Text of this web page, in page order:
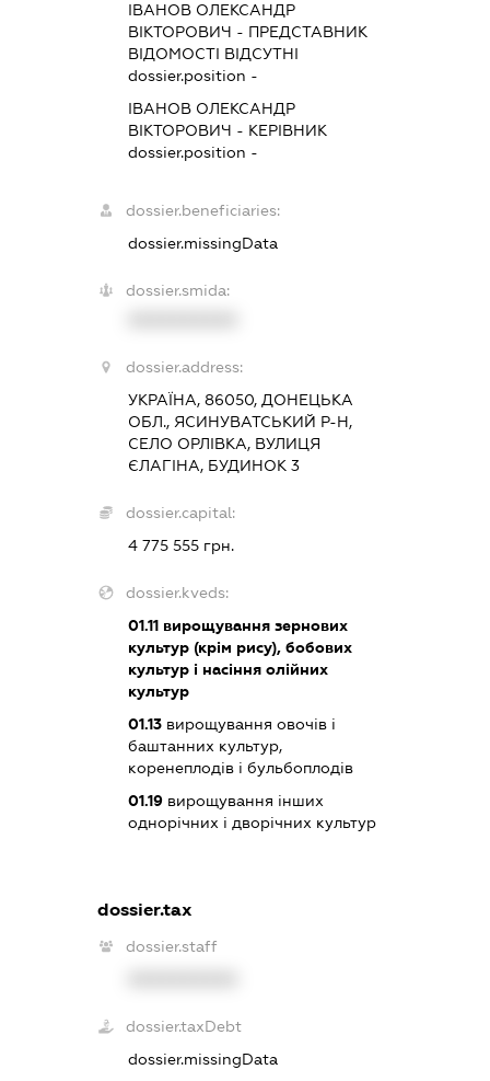
ІВАНОВ ОЛЕКСАНДР
ВІКТОРОВИЧ - ПРЕДСТАВНИК
ВІДОМОСТІ ВІДСУТНІ
dossier.position -
ІВАНОВ ОЛЕКСАНДР
ВІКТОРОВИЧ - КЕРІВНИК
dossier.position -
dossier.beneficiaries:
dossier.missingData
dossier.smida:
dossier.address:
УКРАЇНА, 86050, ДОНЕЦЬКА
ОБЛ., ЯСИНУВАТСЬКИЙ Р-Н,
СЕЛО ОРЛІВКА, ВУЛИЦЯ
ЄЛАГІНА, БУДИНОК 3
dossier.capital:
4 775 555 грн.
dossier.kveds:
01.11 вирощування зернових
культур (крім рису), бобових
культур і насіння олійних
культур
01.13 вирощування овочів і
баштанних культур,
коренеплодів і бульбоплодів
01.19 вирощування інших
однорічних і дворічних культур
dossier.tax
dossier.staff
dossier.taxDebt
dossier.missingData